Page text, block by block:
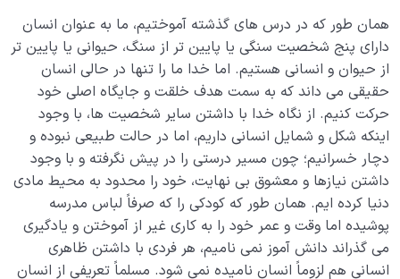
کالبد انسان
باطن حیوانی چیست؛ چرا عده ای در قیامت به شکل حیوان
محشور می شوند؟
انسان کیست، قلب انسانی چه ویژگی ها و شاخصه هایی
دارد؟
قلب ما چگونه به قلب شیطانی تبدیل شده و چرا شبیه
شیطان می شویم؟
قلب مهر شده یعنی چه؛ چرا و چگونه قلب انسان مهر می
شود؟
همان طور که در درس های گذشته آموختیم، ما به عنوان انسان
دارای پنج شخصیت سنگی یا پایین تر از سنگ، حیوانی یا پایین تر
از حیوان و انسانی هستیم. اما خدا ما را تنها در حالی انسان
حقیقی می داند که به سمت هدف خلقت و جایگاه اصلی خود
حرکت کنیم. از نگاه خدا با داشتن سایر شخصیت ها، با وجود
اینکه شکل و شمایل انسانی داریم، اما در حالت طبیعی نبوده و
دچار خسرانیم؛ چون مسیر درستی را در پیش نگرفته و با وجود
داشتن نیازها و معشوق بی نهایت، خود را محدود به محیط مادی
دنیا کرده ایم. همان طور که کودکی را که صرفاً لباس مدرسه
پوشیده اما وقت و عمر خود را به کاری غیر از آموختن و یادگیری
می گذراند دانش آموز نمی نامیم، هر فردی با داشتن ظاهری
انسانی هم لزوماً انسان نامیده نمی شود. مسلماً تعریفی از انسان